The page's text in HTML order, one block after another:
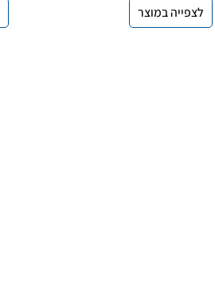
לצפייה במוצר